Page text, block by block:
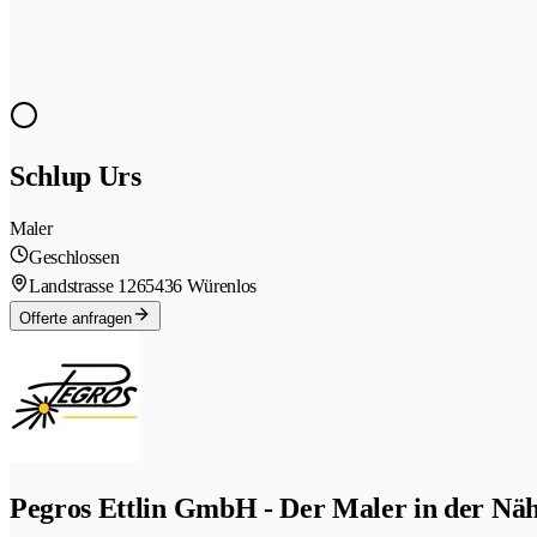
Schlup Urs
Maler
Geschlossen
Landstrasse 1265436 Würenlos
Offerte anfragen
Pegros Ettlin GmbH - Der Maler in der